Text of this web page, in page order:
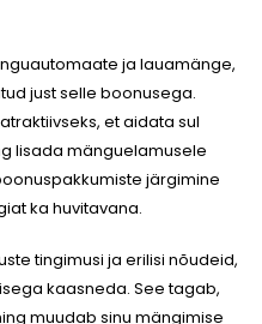
ja lauamänge,
just selle boonusega.
et aidata sul
lisada mänguelamusele
järgimine
ka huvitavana.
tingimusi ja erilisi nõudeid,
kaasneda. See tagab,
muudab sinu mängimise